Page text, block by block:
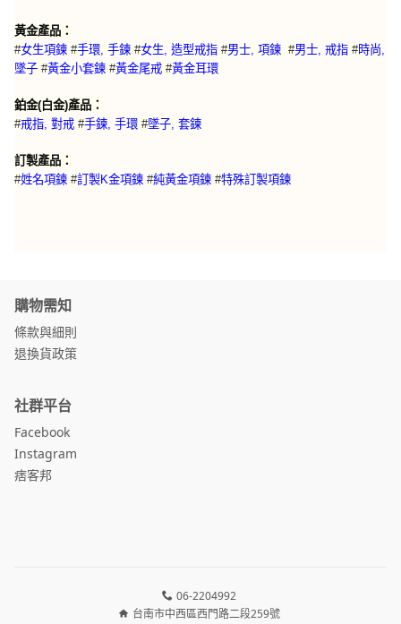
黃金產品：
#女生項鍊 #手環, 手鍊 #女生, 造型戒指 #男士, 項鍊 #男士, 戒指 #時尚,
墜子 #黃金小套鍊 #黃金尾戒 #黃金耳環
鉑金(白金)產品：
#戒指, 對戒 #手鍊, 手環 #墜子, 套鍊
訂製產品：
#姓名項鍊 #訂製K金項鍊 #純黃金項鍊 #特殊訂製項鍊
購物需知
條款與細則
退換貨政策
社群平台
Facebook
Instagram
痞客邦
06-2204992
台南市中西區西門路二段259號